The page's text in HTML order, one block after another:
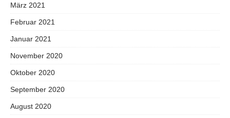
März 2021
Februar 2021
Januar 2021
November 2020
Oktober 2020
September 2020
August 2020